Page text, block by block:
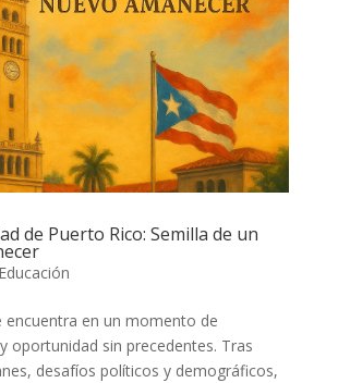
de Puerto Rico: Semilla de un
Educación
encuentra en un momento de
oportunidad sin precedentes. Tras
desafíos políticos y demográficos,